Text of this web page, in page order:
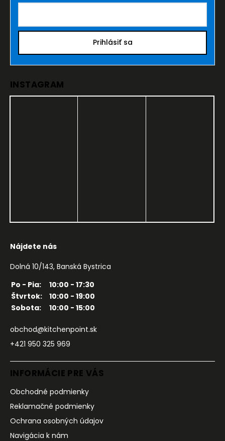
Prihlásiť sa
INSTAGRAM
Nájdete nás
Dolná 10/143, Banská Bystrica
Po - Pia:
10:00 - 17:30
Štvrtok:
10:00 - 19:00
Sobota:
10:00 - 15:00
obchod@kitchenpoint.sk
+421 950 325 969
INFORMÁCIE PRE VÁS
Obchodné podmienky
Reklamačné podmienky
Ochrana osobných údajov
Navigácia k nám